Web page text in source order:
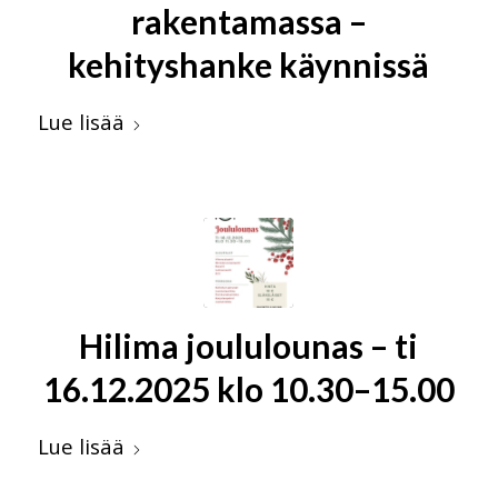
rakentamassa –
kehityshanke käynnissä
Lue lisää
Hilima joululounas – ti
16.12.2025 klo 10.30–15.00
Lue lisää